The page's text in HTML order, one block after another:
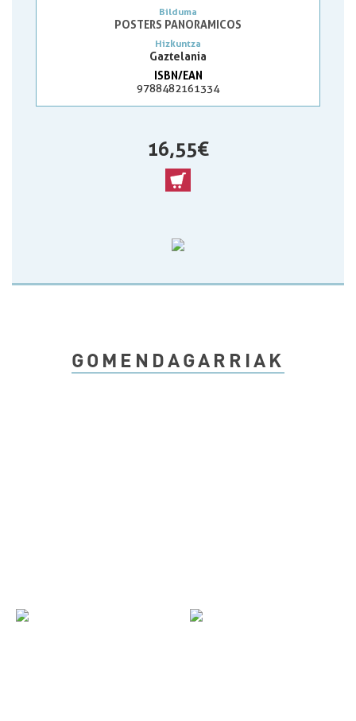
Bilduma
POSTERS PANORAMICOS
Hizkuntza
Gaztelania
ISBN/EAN
9788482161334
16,55 €
GOMENDAGARRIAK